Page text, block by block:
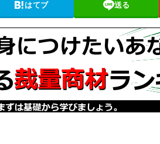
はてブ 送る